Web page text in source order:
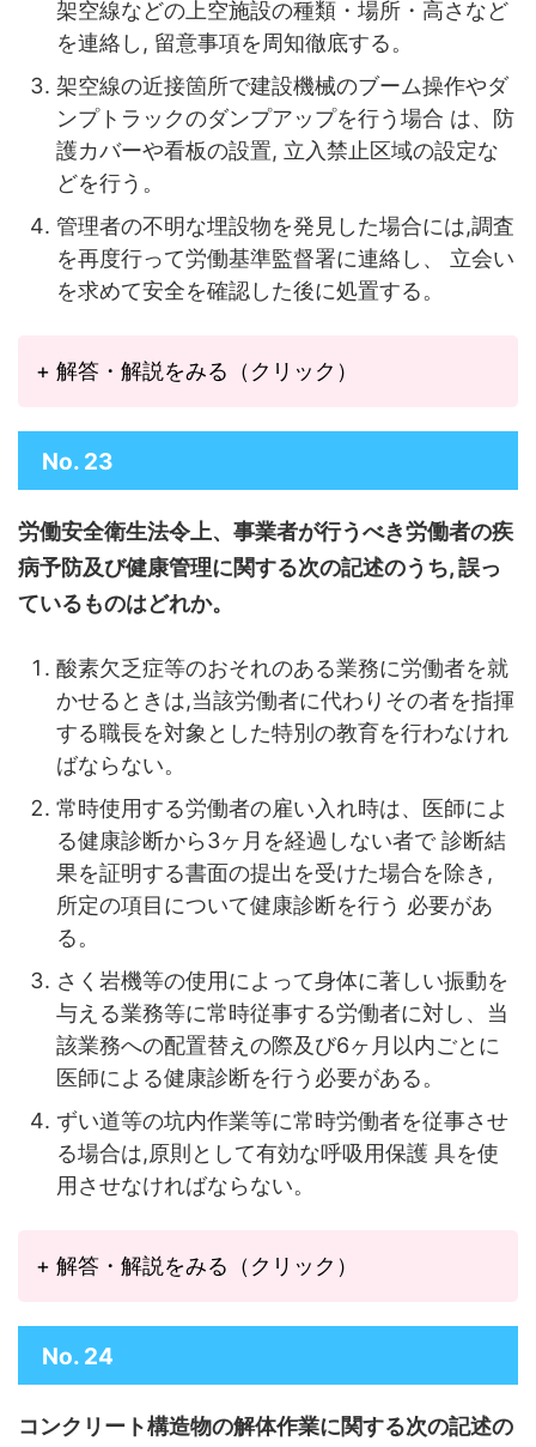
架空線などの上空施設の種類・場所・高さなど
を連絡し, 留意事項を周知徹底する。
架空線の近接箇所で建設機械のブーム操作やダ
ンプトラックのダンプアップを行う場合 は、防
護カバーや看板の設置, 立入禁止区域の設定な
どを行う。
管理者の不明な埋設物を発見した場合には,調査
を再度行って労働基準監督署に連絡し、 立会い
を求めて安全を確認した後に処置する。
+ 解答・解説をみる（クリック）
No. 23
労働安全衛生法令上、事業者が行うべき労働者の疾
病予防及び健康管理に関する次の記述のうち, 誤っ
ているものはどれか。
酸素欠乏症等のおそれのある業務に労働者を就
かせるときは,当該労働者に代わりその者を指揮
する職長を対象とした特別の教育を行わなけれ
ばならない。
常時使用する労働者の雇い入れ時は、医師によ
る健康診断から3ヶ月を経過しない者で 診断結
果を証明する書面の提出を受けた場合を除き,
所定の項目について健康診断を行う 必要があ
る。
さく岩機等の使用によって身体に著しい振動を
与える業務等に常時従事する労働者に対し、当
該業務への配置替えの際及び6ヶ月以内ごとに
医師による健康診断を行う必要がある。
ずい道等の坑内作業等に常時労働者を従事させ
る場合は,原則として有効な呼吸用保護 具を使
用させなければならない。
+ 解答・解説をみる（クリック）
No. 24
コンクリート構造物の解体作業に関する次の記述の